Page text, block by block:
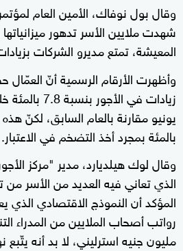
وقال بول نوفاك، الأمين العام
شهدت ملايين الأسر تدهور
المعيشة، تمتع مديرو الشركات
وأظهرت الأرقام الرسمية أنّ
زيادات في
بالمئة بمجرد أخذ التضخم في الاعتبار.
وقال لوك هيلديارد، مدير "مركز
الذي تعاني فيه العديد من الأسر
المؤكد أن النموذج الاقتصادي الذي
رواتب أصحاب الملايين من المدراء
مليون جنيه استرليني، لا بد أنه